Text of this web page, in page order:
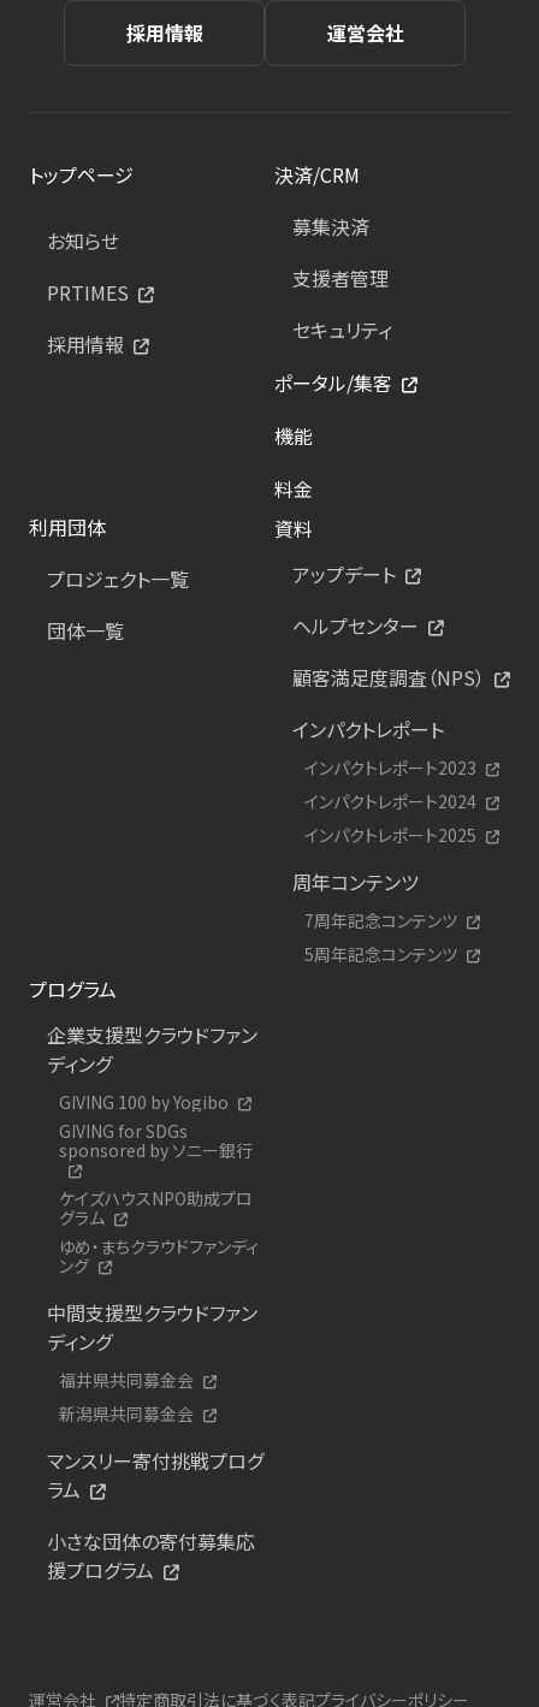
採用情報 運営会社
トップページ
お知らせ
PRTIMES
採用情報
決済/CRM
募集決済
支援者管理
セキュリティ
ポータル/集客
機能
料金
利用団体
プロジェクト一覧
団体一覧
資料
アップデート
ヘルプセンター
顧客満足度調査（NPS）
インパクトレポート
インパクトレポート2023
インパクトレポート2024
インパクトレポート2025
周年コンテンツ
7周年記念コンテンツ
5周年記念コンテンツ
プログラム
企業支援型クラウドファン
ディング
GIVING 100 by Yogibo
GIVING for SDGs
sponsored by ソニー銀行
ケイズハウスNPO助成プロ
グラム
ゆめ・まちクラウドファンディ
ング
中間支援型クラウドファン
ディング
福井県共同募金会
新潟県共同募金会
マンスリー寄付挑戦プログ
ラム
小さな団体の寄付募集応
援プログラム
運営会社 特定商取引法に基づく表記プライバシーポリシー